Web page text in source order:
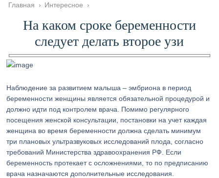
Главная › Интересное ›
На каком сроке беременности
следует делать второе узи
Наблюдение за развитием малыша – эмбриона в период
беременности женщины является обязательной процедурой и
должно идти под контролем врача. Помимо регулярного
посещения женской консультации, постановки на учет каждая
женщина во время беременности должна сделать минимум
три плановых ультразвуковых исследований плода, согласно
требований Министерства здравоохранения РФ. Если
беременность протекает с осложнениями, то по предписанию
врача назначаются дополнительные исследования.